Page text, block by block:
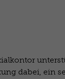
dabei, ein